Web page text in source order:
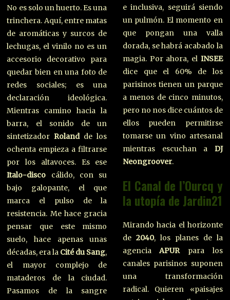
No es solo un huerto. Es una
trinchera. Aquí, entre matas
de aromáticas y surcos de
lechugas, el vinilo no es un
accesorio decorativo para
quedar bien en una foto de
redes sociales; es una
declaración ideológica.
Mientras camino hacia la
barra, el sonido de un
sintetizadorRolandde los
ochenta empieza a filtrarse
por los altavoces. Es ese
Italo-disco cálido, con su
bajo galopante, el que
marca el pulso de la
resistencia. Me hace gracia
pensar que este mismo
suelo, hace apenas unas
décadas, era la Cité du Sang,
el mayor complejo de
mataderos de la ciudad.
Pasamos de la sangre
e inclusiva, seguirá siendo
un pulmón. El momento en
que pongan una valla
dorada, se habrá acabado la
magia. Por ahora, el INSEE
dice que el 60% de los
parisinos tienen un parque
a menos de cinco minutos,
pero no nos dice cuántos de
ellos pueden permitirse
tomarse un vino artesanal
mientras escuchan a DJ
Neongroover.
El Canal de l’Ourcq y
la utopía de Jardin21
Mirando hacia el horizonte
de 2040, los planes de la
agencia APURpara los
canales parisinos suponen
una transformación
radical. Quieren «paisajes